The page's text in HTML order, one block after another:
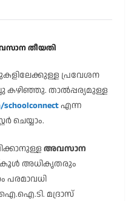
തീയതി
പ്രവേശന
കഴിഞ്ഞു. താൽപ്പര്യമുള്ള
schoolconnectഎന്ന
ചെയ്യാം.
അവസാന
അധികൃതരും
പരമാവധി
മദ്രാസ്